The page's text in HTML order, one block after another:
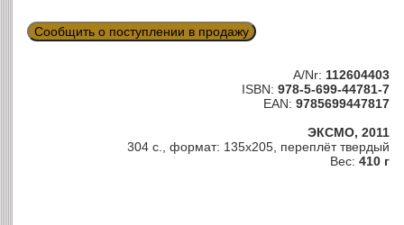
Сообщить о поступлении в продажу
A/Nr: 112604403
ISBN: 978-5-699-44781-7
EAN: 9785699447817
ЭКСМО, 2011
304 с., формат: 135х205, переплёт твердый
Вес: 410 г